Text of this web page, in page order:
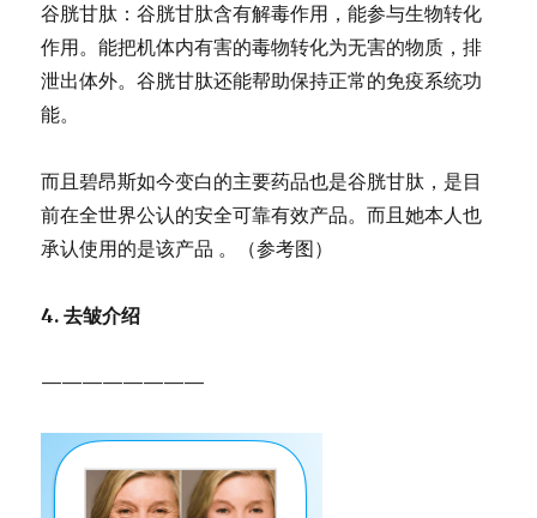
谷胱甘肽：谷胱甘肽含有解毒作用，能参与生物转化
作用。能把机体内有害的毒物转化为无害的物质，排
泄出体外。谷胱甘肽还能帮助保持正常的免疫系统功
能。
而且碧昂斯如今变白的主要药品也是谷胱甘肽，是目
前在全世界公认的安全可靠有效产品。而且她本人也
承认使用的是该产品 。（参考图）
4. 去皱介绍
————————